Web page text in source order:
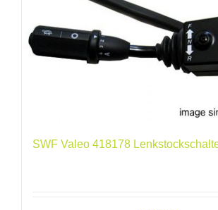
SWF Valeo 418178